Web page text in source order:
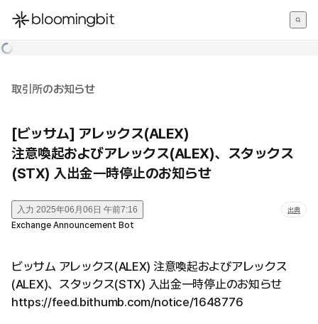
한국어
取引所のお知らせ
[ビッサム] アレックス(ALEX)
注意喚起およびアレックス(ALEX)、スタックス
(STX) 入出金一時停止のお知らせ
入力 2025年06月06日 午前7:16 出典
Exchange Announcement Bot
ビッサム アレックス(ALEX) 注意喚起およびアレックス
(ALEX)、スタックス(STX) 入出金一時停止のお知らせ
https://feed.bithumb.com/notice/1648776